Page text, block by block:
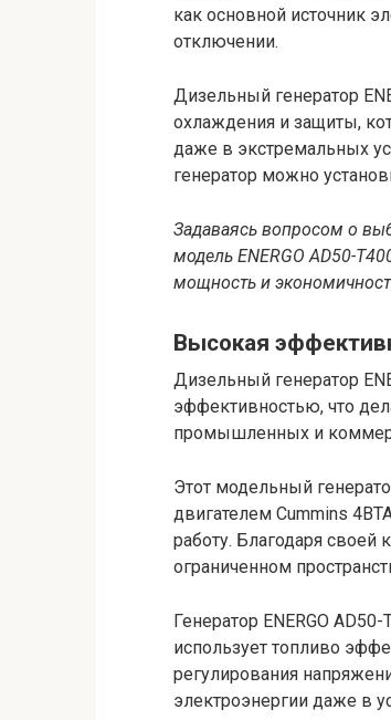
как основной источник
отключении.
Дизельный генератор
охлаждения и защиты,
даже в экстремальных
генератор можно
Задаваясь вопросом о
модель ENERGO AD50-
мощность и
Высокая
Дизельный генератор
эффективностью, что
промышленных и
Этот модельный
двигателем Cummins
работу. Благодаря своей
ограниченном
Генератор ENERGO
использует топливо
регулирования
электроэнергии даже в